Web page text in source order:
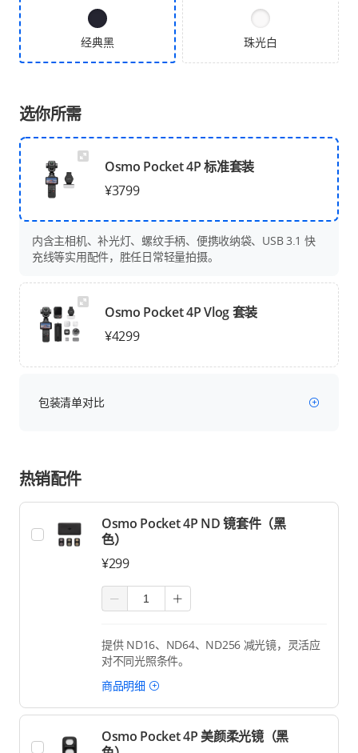
经典黑 珠光白
选你所需
Osmo Pocket 4P 标准套装
¥3799
内含主相机、补光灯、螺纹手柄、便携收纳袋、USB 3.1 快
充线等实用配件，胜任日常轻量拍摄。
Osmo Pocket 4P Vlog 套装
¥4299
包装清单对比
热销配件
Osmo Pocket 4P ND 镜套件（黑
色）
¥299
提供 ND16、ND64、ND256 减光镜，灵活应
对不同光照条件。
商品明细
Osmo Pocket 4P 美颜柔光镜（黑